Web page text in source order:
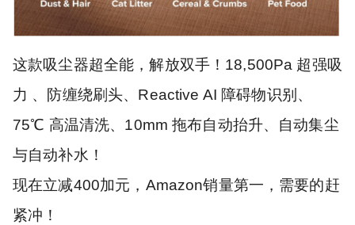
这款吸尘器超全能，解放双手！18,500Pa 超强吸
力 、防缠绕刷头、Reactive AI 障碍物识别、
75℃ 高温清洗、10mm 拖布自动抬升、自动集尘
与自动补水！
现在立减400加元，Amazon销量第一，需要的赶
紧冲！